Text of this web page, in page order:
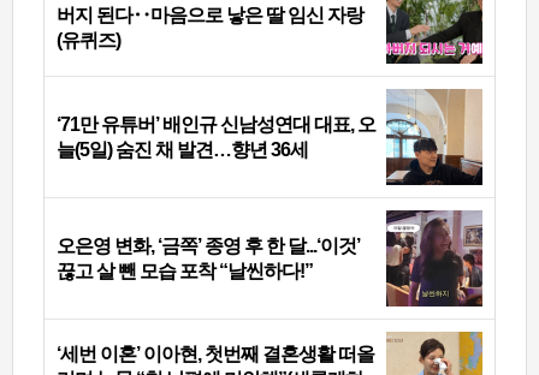
버지 된다‥마음으로 낳은 딸 임신 자랑
(유퀴즈)
‘71만 유튜버’ 배인규 신남성연대 대표, 오
늘(5일) 숨진 채 발견…향년 36세
오은영 변화, ‘금쪽’ 종영 후 한 달...‘이것’
끊고 살 뺀 모습 포착 “날씬하다!”
‘세번 이혼’ 이아현, 첫번째 결혼생활 떠올